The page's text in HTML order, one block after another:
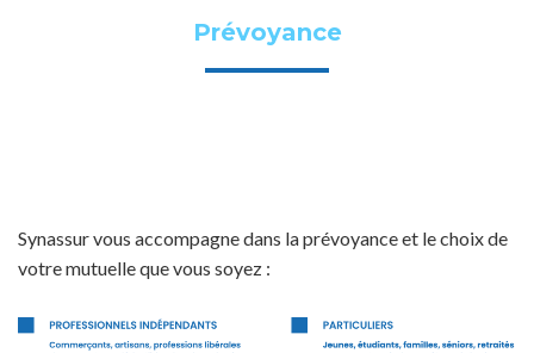
Prévoyance
Synassur vous accompagne dans la prévoyance et le choix de
votre mutuelle que vous soyez :